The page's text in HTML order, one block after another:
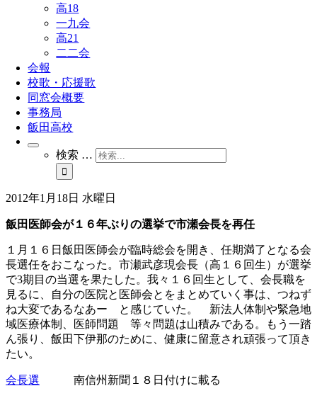
高18
一九会
高21
二二会
会報
校歌・応援歌
同窓会概要
事務局
飯田高校
検索 …
2012年1月18日 水曜日
飯田医師会が１６年ぶりの選挙で市瀬会長を再任
１月１６日飯田医師会が臨時総会を開き、任期満了となる会
長選任をおこなった。市瀬武彦現会長（高１６回生）が選挙
で3期目の当選を果たした。我々１６回生として、会長職を
見るに、自分の医院と医師会とをまとめていく事は、つねず
ね大変であるなあー と感じていた。 新法人体制や緊急地
域医療体制、医師問題 等々問題は山積みである。もう一踏
ん張り、飯田下伊那のために、健康に留意され頑張って頂き
たい。
会長選 南信州新聞１８日付けに載る